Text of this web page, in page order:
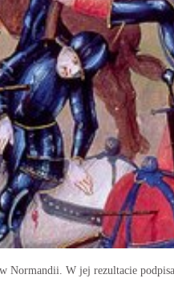
Normandii. W jej rezultacie